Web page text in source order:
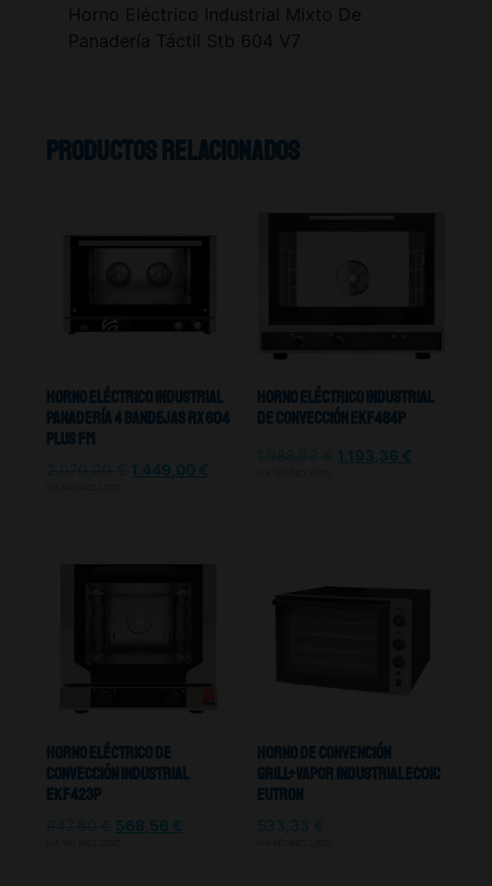
Horno Eléctrico Industrial Mixto De
Panadería Táctil Stb 604 V7
Productos relacionados
Horno Eléctrico Industrial
Panadería 4 Bandejas RX 604
PLUS FM
1.449,00 €
Horno Eléctrico Industrial
De Convección EKF464P
1.193,36 €
Horno Eléctrico De
Convección Industrial
Ekf423p
568,56 €
Horno De Convención
Grill+Vapor Industrial EC01C
Eutron
533,33 €